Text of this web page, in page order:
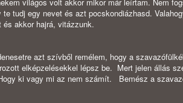
te tudj egy nevet és azt pocskondiázhasd.
és akkor hajrá, vitázzunk.
azt szívből remélem, hogy a
elképzelésekkel lépsz be. Mert jelen állás
ki vagy mi az nem számít. Bemész a